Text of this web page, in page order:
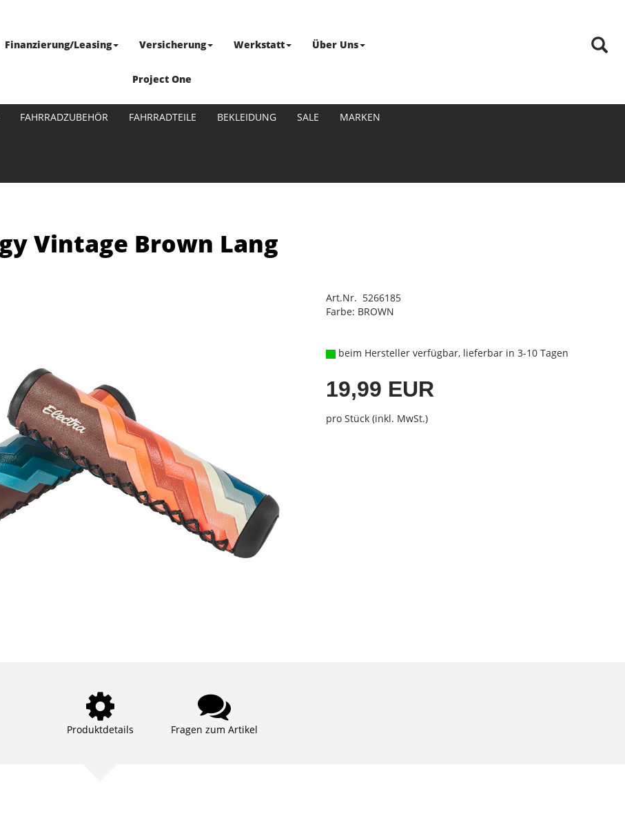
Finanzierung/Leasing Versicherung Werkstatt Über Uns
Project One
FAHRRADZUBEHÖR FAHRRADTEILE BEKLEIDUNG SALE MARKEN
Vintage Brown Lang
Art.Nr. 5266185
Farbe: BROWN
beim Hersteller verfügbar, lieferbar in 3-10 Tagen
19,99 EUR
pro Stück (inkl. MwSt.)
Produktdetails Fragen zum Artikel